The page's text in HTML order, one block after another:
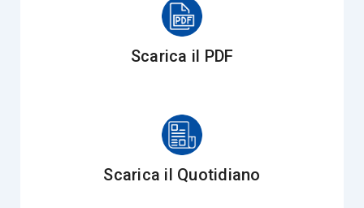
Scarica il PDF
Scarica il Quotidiano